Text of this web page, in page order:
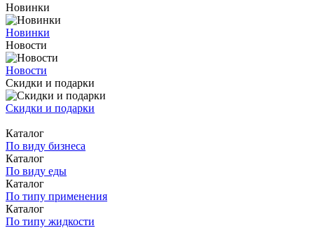
Новинки
Новинки
Новости
Новости
Скидки и подарки
Скидки и подарки
Каталог
По виду бизнеса
Каталог
По виду еды
Каталог
По типу применения
Каталог
По типу жидкости